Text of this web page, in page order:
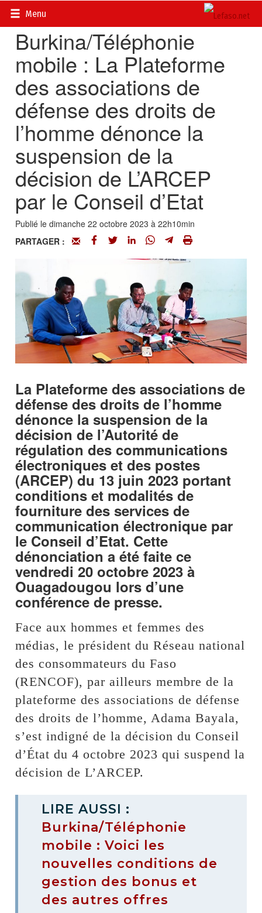
Menu
Accueil>
Burkina/Téléphonie
mobile : La Plateforme
des associations de
défense des droits de
l’homme dénonce la
suspension de la
décision de L’ARCEP
par le Conseil d’Etat
Publié le dimanche 22 octobre 2023 à 22h10min
PARTAGER :
La Plateforme des associations de
défense des droits de l’homme
dénonce la suspension de la
décision de l’Autorité de
régulation des communications
électroniques et des postes
(ARCEP) du 13 juin 2023 portant
conditions et modalités de
fourniture des services de
communication électronique par
le Conseil d’Etat. Cette
dénonciation a été faite ce
vendredi 20 octobre 2023 à
Ouagadougou lors d’une
conférence de presse.
Face aux hommes et femmes des
médias, le président du Réseau national
des consommateurs du Faso
(RENCOF), par ailleurs membre de la
plateforme des associations de défense
des droits de l’homme, Adama Bayala,
s’est indigné de la décision du Conseil
d’État du 4 octobre 2023 qui suspend la
décision de L’ARCEP.
LIRE AUSSI :
Burkina/Téléphonie
mobile : Voici les
nouvelles conditions de
gestion des bonus et
des autres offres